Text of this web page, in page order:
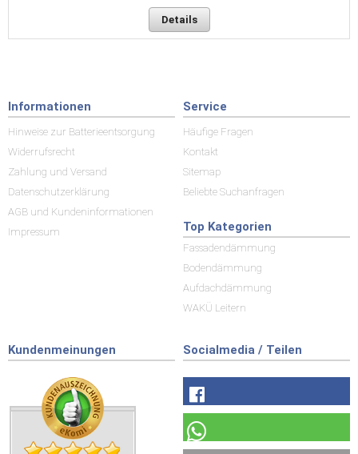
Details
Informationen
Hinweise zur Batterieentsorgung
Widerrufsrecht
Zahlung und Versand
Datenschutzerklärung
AGB und Kundeninformationen
Impressum
Service
Häufige Fragen
Kontakt
Sitemap
Beliebte Suchanfragen
Top Kategorien
Fassadendämmung
Bodendämmung
Aufdachdämmung
WAKÜ Leitern
Kundenmeinungen Socialmedia / Teilen